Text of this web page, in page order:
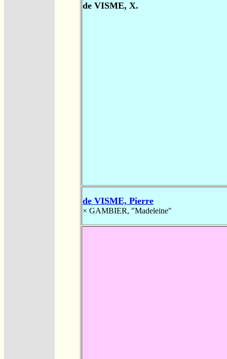
de VISME, X.
de VISME, Pierre
× GAMBIER, "Madeleine"